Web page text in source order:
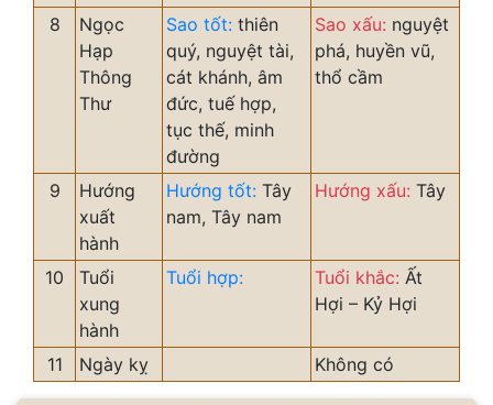
8
Ngọc
Hạp
Thông
Thư
Sao tốt: thiên
quý, nguyệt tài,
cát khánh, âm
đức, tuế hợp,
tục thế, minh
đường
Sao xấu: nguyệt
phá, huyền vũ,
thổ cầm
9
Hướng
xuất
hành
Hướng tốt: Tây
nam, Tây nam
Hướng xấu: Tây
10
Tuổi
xung
hành
Tuổi hợp: Tuổi khắc: Ất
Hợi – Kỷ Hợi
11 Ngày kỵ Không có